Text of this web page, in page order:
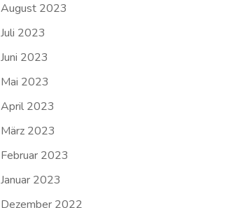
August 2023
Juli 2023
Juni 2023
Mai 2023
April 2023
März 2023
Februar 2023
Januar 2023
Dezember 2022